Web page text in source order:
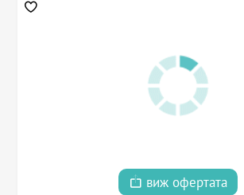
виж офертата